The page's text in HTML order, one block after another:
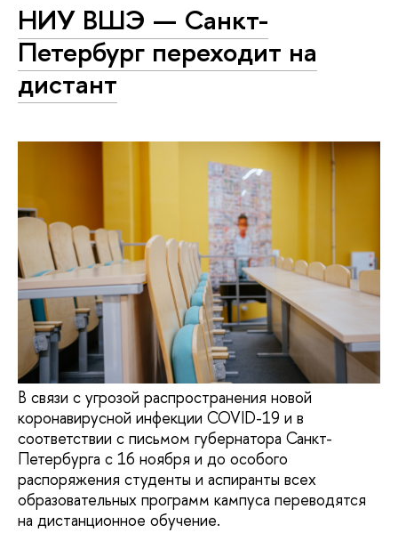
НИУ ВШЭ — Санкт-
Петербург переходит на
дистант
В связи с угрозой распространения новой
коронавирусной инфекции COVID-19 и в
соответствии с письмом губернатора Санкт-
Петербурга с 16 ноября и до особого
распоряжения студенты и аспиранты всех
образовательных программ кампуса переводятся
на дистанционное обучение.